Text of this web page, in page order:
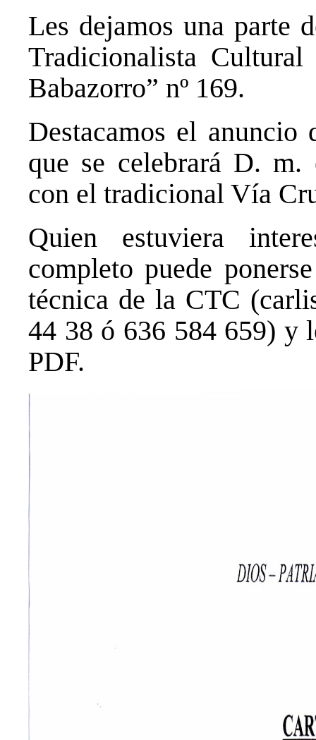
Les dejamos una parte
Tradicionalista
Babazorro” nº 169.
Destacamos el
que se celebrará D.
con el tradicional Vía
Quien estuviera
completo puede
técnica de la CTC
44 38 ó 636 584 659) y
PDF.